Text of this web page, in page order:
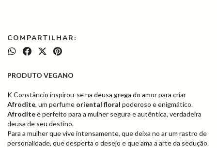
COMPARTILHAR:
PRODUTO VEGANO
K Constâncio inspirou-se na deusa grega do amor para criar
Afrodite, um perfume oriental floral poderoso e enigmático.
Afroditeé perfeito para a mulher segura e autêntica, verdadeira
deusa de seu destino.
Para a mulher que vive intensamente, que deixa no ar um rastro de
personalidade, que desperta o desejo e que ama a arte da sedução.